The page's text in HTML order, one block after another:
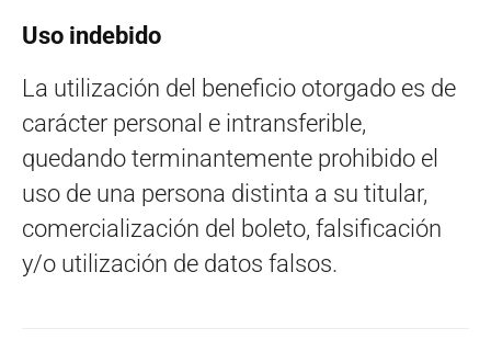
Uso indebido
La utilización del beneficio otorgado es de
carácter personal e intransferible,
quedando terminantemente prohibido el
uso de una persona distinta a su titular,
comercialización del boleto, falsificación
y/o utilización de datos falsos.